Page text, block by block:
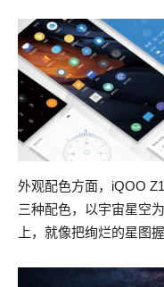
外观配色方面，iQOO
三种配色，以宇宙星空
上，就像把绚烂的星图